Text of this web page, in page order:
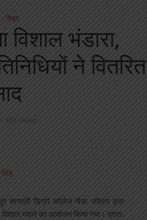
• शिक्षा
विशाल भंडारा,
ने वितरित
333 Views
डिग्री कॉलेज गोंडा परिवार द्वारा
भंडारे का आयोजन किया गया। प्रातः